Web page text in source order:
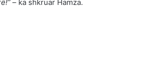
– ka shkruar Hamza.